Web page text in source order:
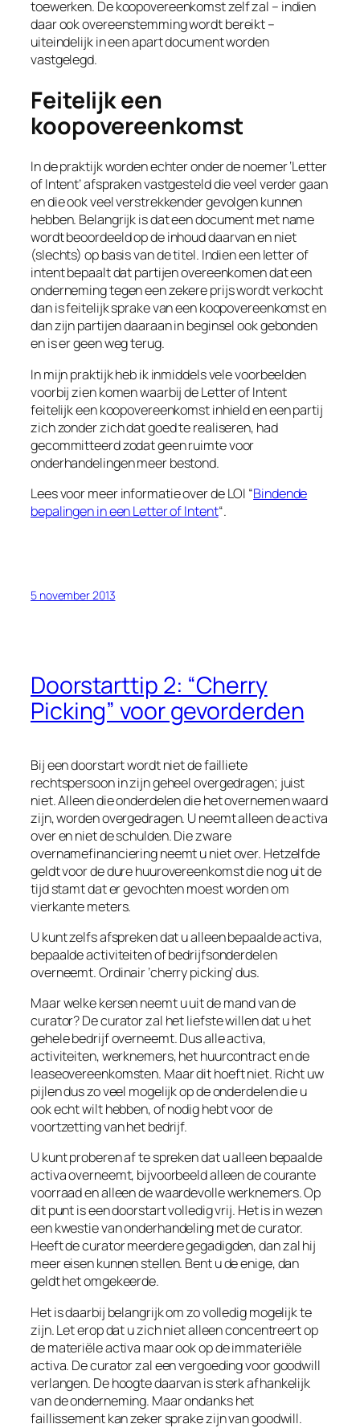
toewerken. De koopovereenkomst zelf zal – indien
daar ook overeenstemming wordt bereikt –
uiteindelijk in een apart document worden
vastgelegd.
Feitelijk een
koopovereenkomst
In de praktijk worden echter onder de noemer ‘Letter
of Intent’ afspraken vastgesteld die veel verder gaan
en die ook veel verstrekkender gevolgen kunnen
hebben. Belangrijk is dat een document met name
wordt beoordeeld op de inhoud daarvan en niet
(slechts) op basis van de titel. Indien een letter of
intent bepaalt dat partijen overeenkomen dat een
onderneming tegen een zekere prijs wordt verkocht
dan is feitelijk sprake van een koopovereenkomst en
dan zijn partijen daaraan in beginsel ook gebonden
en is er geen weg terug.
In mijn praktijk heb ik inmiddels vele voorbeelden
voorbij zien komen waarbij deLetter of Intent
feitelijk een koopovereenkomst inhield en een partij
zich zonder zich dat goed te realiseren, had
gecommitteerd zodat geen ruimte voor
onderhandelingen meer bestond.
Lees voor meer informatie over de LOI “Bindende
bepalingen in een Letter of Intent“.
5 november 2013
Doorstarttip 2: “Cherry
Picking” voor gevorderden
Bij een doorstart wordt niet de failliete
rechtspersoon in zijn geheel overgedragen; juist
niet. Alleen die onderdelen die het overnemen waard
zijn, worden overgedragen. U neemt alleen de activa
over en niet de schulden. Die zware
overnamefinanciering neemt u niet over. Hetzelfde
geldt voor de dure huurovereenkomst die nog uit de
tijd stamt dat er gevochten moest worden om
vierkante meters.
U kunt zelfs afspreken dat u alleen bepaalde activa,
bepaalde activiteiten of bedrijfsonderdelen
overneemt. Ordinair ‘cherry picking’ dus.
Maar welke kersen neemt u uit de mand van de
curator? De curator zal het liefste willen dat u het
gehele bedrijf overneemt. Dus alle activa,
activiteiten, werknemers, het huurcontract en de
leaseovereenkomsten. Maar dit hoeft niet. Richt uw
pijlen dus zo veel mogelijk op de onderdelen die u
ook echt wilt hebben, of nodig hebt voor de
voortzetting van het bedrijf.
U kunt proberen af te spreken dat u alleen bepaalde
activa overneemt, bijvoorbeeld alleen de courante
voorraad en alleen de waardevolle werknemers. Op
dit punt is een doorstart volledig vrij. Het is in wezen
een kwestie van onderhandeling met de curator.
Heeft de curator meerdere gegadigden, dan zal hij
meer eisen kunnen stellen. Bent u de enige, dan
geldt het omgekeerde.
Het is daarbij belangrijk om zo volledig mogelijk te
zijn. Let erop dat u zich niet alleen concentreert op
de materiële activa maar ook op de immateriële
activa. De curator zal een vergoeding voor goodwill
verlangen. De hoogte daarvan is sterk afhankelijk
van de onderneming. Maar ondanks het
faillissement kan zeker sprake zijn van goodwill.